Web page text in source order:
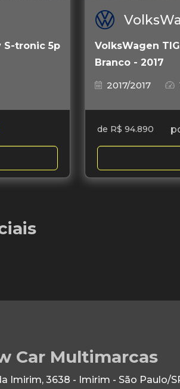
S-tronic 5p
VolksWagen
Branco - 2017
2017/2017
de R$ 94.890
Car Multimarcas
Imirim, 3638 - Imirim - São Paulo/